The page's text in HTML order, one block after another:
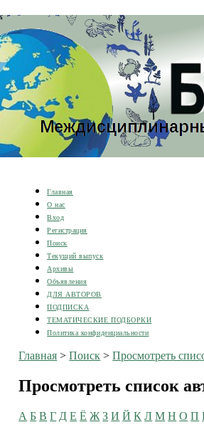
Главная
О нас
Вход
Регистрация
Поиск
Текущий выпуск
Архивы
Объявления
ДЛЯ АВТОРОВ
ПОДПИСКА
ТЕМАТИЧЕСКИЕ ПОДБОРКИ
Политика конфиденциальности
Главная >Поиск >Просмотреть
Просмотреть список
А Б В Г Д Е Ё Ж З И Й К Л М Н О П